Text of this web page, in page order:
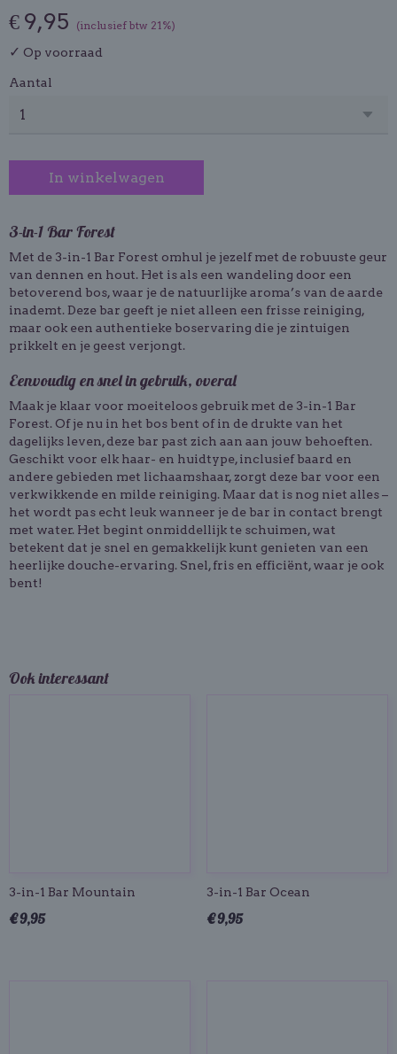
€ 9,95 (inclusief btw 21%)
✓ Op voorraad
Aantal
In winkelwagen
3-in-1 Bar Forest
Met de 3-in-1 Bar Forest omhul je jezelf met de robuuste geur
van dennen en hout. Het is als een wandeling door een
betoverend bos, waar je de natuurlijke aroma’s van de aarde
inademt. Deze bar geeft je niet alleen een frisse reiniging,
maar ook een authentieke boservaring die je zintuigen
prikkelt en je geest verjongt.
Eenvoudig en snel in gebruik, overal
Maak je klaar voor moeiteloos gebruik met de 3-in-1 Bar
Forest. Of je nu in het bos bent of in de drukte van het
dagelijks leven, deze bar past zich aan aan jouw behoeften.
Geschikt voor elk haar- en huidtype, inclusief baard en
andere gebieden met lichaamshaar, zorgt deze bar voor een
verkwikkende en milde reiniging. Maar dat is nog niet alles –
het wordt pas echt leuk wanneer je de bar in contact brengt
met water. Het begint onmiddellijk te schuimen, wat
betekent dat je snel en gemakkelijk kunt genieten van een
heerlijke douche-ervaring. Snel, fris en efficiënt, waar je ook
bent!
Ook interessant
3-in-1 Bar Mountain
€ 9,95
3-in-1 Bar Ocean
€ 9,95